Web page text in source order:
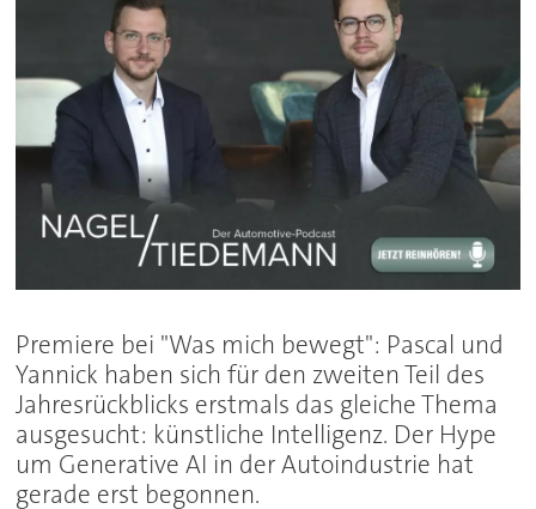
Premiere bei "Was mich bewegt": Pascal und
Yannick haben sich für den zweiten Teil des
Jahresrückblicks erstmals das gleiche Thema
ausgesucht: künstliche Intelligenz. Der Hype
um Generative AI in der Autoindustrie hat
gerade erst begonnen.